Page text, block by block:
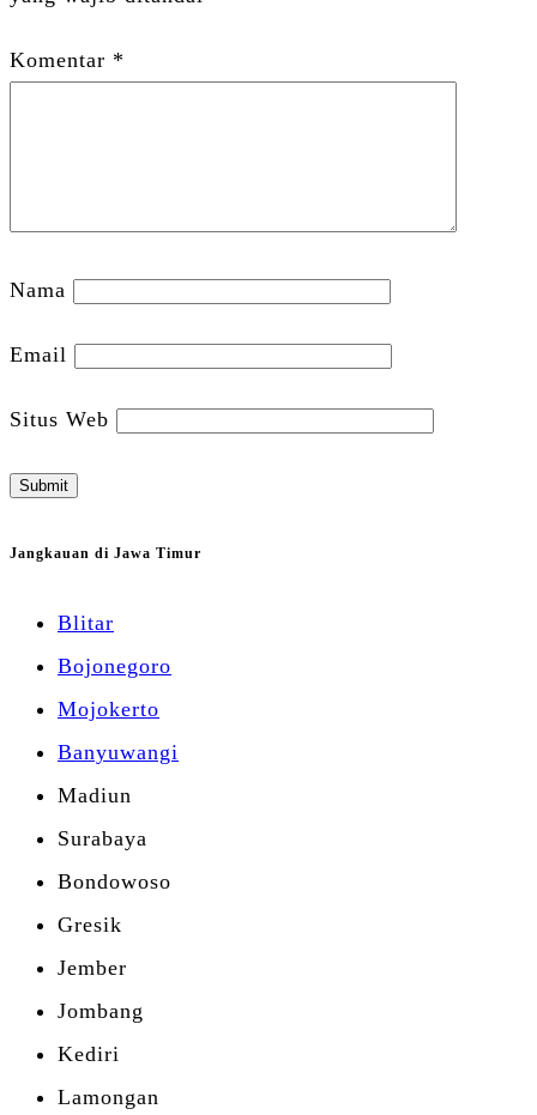
Komentar *
Nama
Email
Situs Web
Jangkauan di Jawa Timur
Blitar
Bojonegoro
Mojokerto
Banyuwangi
Madiun
Surabaya
Bondowoso
Gresik
Jember
Jombang
Kediri
Lamongan